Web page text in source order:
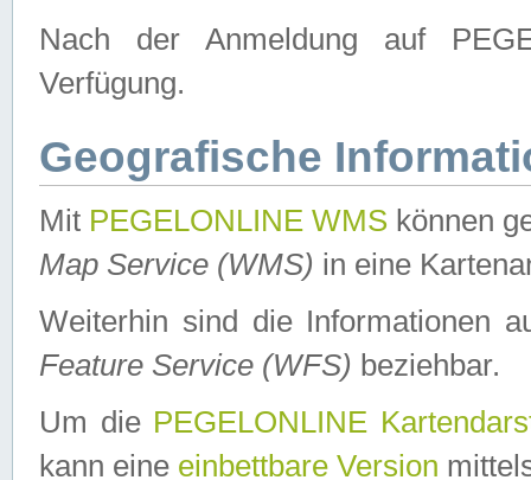
Nach der Anmeldung auf
Verfügung.
Geografische
Mit PEGELONLINE WMS können
Map Service (WMS) in eine
Weiterhin sind die Informationen
Feature Service (WFS) beziehbar.
Um die PEGELONLINE
kann eine einbettbare Version